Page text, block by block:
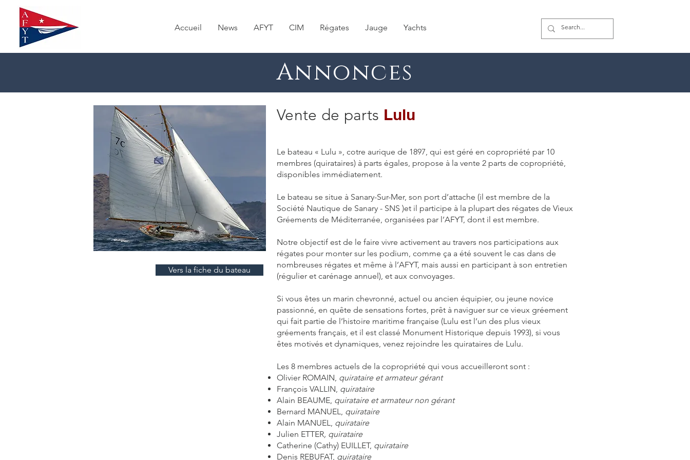
Accueil News AFYT CIM Régates Jauge Yachts
Annonces
Vers la fiche du bateau
Vente de parts Lulu
Le bateau « Lulu », cotre aurique de 1897, qui est géré en copropriété par 10
membres (quirataires) à parts égales, propose à la vente 2 parts de copropriété,
disponibles immédiatement.
Le bateau se situe à Sanary-Sur-Mer, son port d’attache (il est membre de la
Société Nautique de Sanary - SNS )et il participe à la plupart des régates de Vieux
Gréements de Méditerranée, organisées par l’AFYT, dont il est membre.
Notre objectif est de le faire vivre activement au travers nos participations aux
régates pour monter sur les podium, comme ça a été souvent le cas dans de
nombreuses régates et même à l’AFYT, mais aussi en participant à son entretien
(régulier et carénage annuel), et aux convoyages.
Si vous êtes un marin chevronné, actuel ou ancien équipier, ou jeune novice
passionné, en quête de sensations fortes, prêt à naviguer sur ce vieux gréement
qui fait partie de l’histoire maritime française (Lulu est l’un des plus vieux
gréements français, et il est classé Monument Historique depuis 1993), si vous
êtes motivés et dynamiques, venez rejoindre les quirataires de Lulu.
Les 8 membres actuels de la copropriété qui vous accueilleront sont :
Olivier ROMAIN, quirataire et armateur gérant
François VALLIN, quirataire
Alain BEAUME, quirataire et armateur non gérant
Bernard MANUEL, quirataire
Alain MANUEL, quirataire
Julien ETTER, quirataire
Catherine (Cathy) EUILLET, quirataire
Denis REBUFAT, quirataire